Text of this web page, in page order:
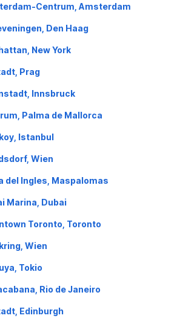
Centrum, Amsterdam
Den Haag
New York
Prag
Innsbruck
Palma de Mallorca
Istanbul
Wien
del Ingles, Maspalomas
Marina, Dubai
Toronto, Toronto
Wien
Tokio
Rio de Janeiro
Edinburgh